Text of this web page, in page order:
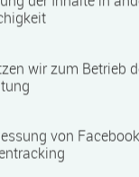
wir zum Betrieb
von